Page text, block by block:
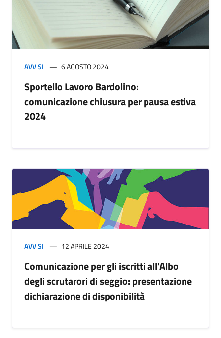
AVVISI 6 AGOSTO 2024
Sportello Lavoro Bardolino:
comunicazione chiusura per pausa estiva
2024
AVVISI 12 APRILE 2024
Comunicazione per gli iscritti all'Albo
degli scrutarori di seggio: presentazione
dichiarazione di disponibilità